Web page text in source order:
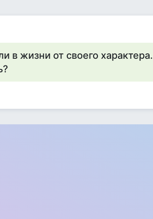
в жизни от своего характера.